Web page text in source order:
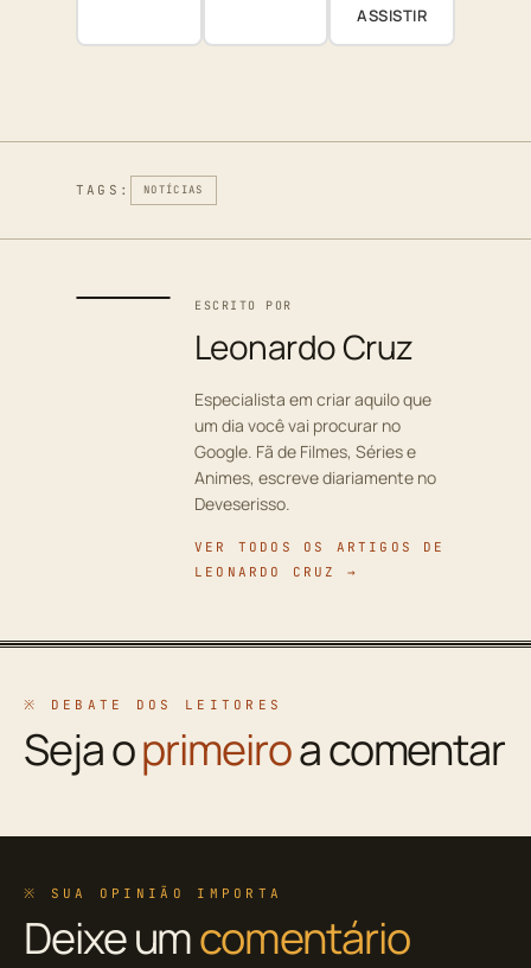
ASSISTIR
TAGS: NOTÍCIAS
ESCRITO POR
Leonardo Cruz
Especialista em criar aquilo que
um dia você vai procurar no
Google. Fã de Filmes, Séries e
Animes, escreve diariamente no
Deveserisso.
VER TODOS OS ARTIGOS DE
LEONARDO CRUZ →
※ DEBATE DOS LEITORES
Seja oprimeiroa comentar
※ SUA OPINIÃO IMPORTA
Deixe umcomentário